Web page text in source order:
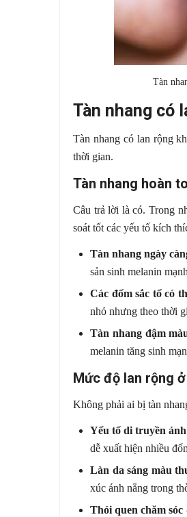
Tàn
Tàn nhang có
Tàn nhang có lan rộng
thời gian.
Tàn nhang hoàn
Câu trả lời là có. Trong
soát tốt các yếu tố kích
Tàn nhang ngày
sản sinh melanin
Các đốm sắc tố có
nhỏ nhưng theo thời
Tàn nhang đậm
melanin tăng sinh
Mức độ lan rộng
Không phải ai bị tàn
Yếu tố di truyền
dễ xuất hiện nhiều
Làn da sáng màu
xúc ánh nắng trong
Thói quen chăm